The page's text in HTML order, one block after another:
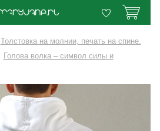
Толстовка на молнии, печать на спине.
Голова волка – символ силы и